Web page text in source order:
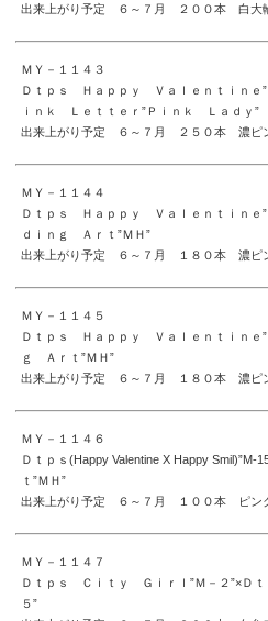
出来上がり予定 ６～７月 ２００本 白
ＭＹ－１１４３
Ｄｔｐｓ Ｈａｐｐｙ Ｖａｌｅｎｔｉｎｅ
ｉｎｋ Ｌｅｔｔｅｒ”Ｐｉｎｋ Ｌａｄｙ”
出来上がり予定 ６～７月 ２５０本 濃ピ
ＭＹ－１１４４
Ｄｔｐｓ Ｈａｐｐｙ Ｖａｌｅｎｔｉｎｅ
ｄｉｎｇ Ａｒｔ”ＭＨ”
出来上がり予定 ６～７月 １８０本 濃ピ
ＭＹ－１１４５
Ｄｔｐｓ Ｈａｐｐｙ Ｖａｌｅｎｔｉｎｅ
ｇ Ａｒｔ”ＭＨ”
出来上がり予定 ６～７月 １８０本 濃ピ
ＭＹ－１１４６
Ｄｔｐｓ(Happy Valentine X Happy
ｔ”ＭＨ”
出来上がり予定 ６～７月 １００本 ピン
ＭＹ－１１４７
Ｄｔｐｓ Ｃｉｔｙ Ｇｉｒｌ”Ｍ－２”×Ｄｔ
５”